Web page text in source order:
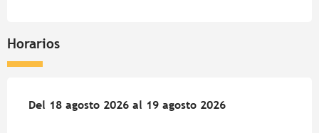
Horarios
Del 18 agosto 2026 al 19 agosto 2026
Del 18 agosto 2026 al 19 agosto 2026